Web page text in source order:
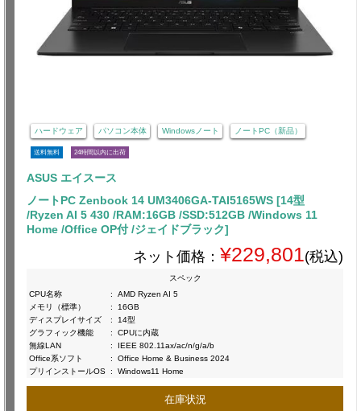
ハードウェア パソコン本体 Windowsノート ノートPC（新品）
送料無料 24時間以内に出荷
ASUS エイスース
ノートPC Zenbook 14 UM3406GA-TAI5165WS [14型
/Ryzen AI 5 430 /RAM:16GB /SSD:512GB /Windows 11
Home /Office OP付 /ジェイドブラック]
ネット価格： ¥229,801(税込)
スペック
CPU名称
:
AMD Ryzen AI 5
メモリ（標準）
:
16GB
ディスプレイサイズ
:
14型
グラフィック機能
:
CPUに内蔵
無線LAN
:
IEEE 802.11ax/ac/n/g/a/b
Office系ソフト
:
Office Home & Business 2024
プリインストールOS : Windows11 Home
在庫状況